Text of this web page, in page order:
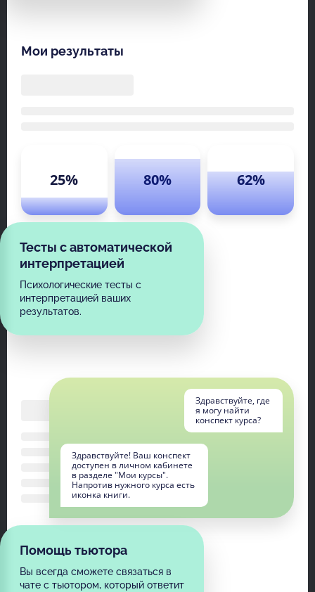
Мои результаты
25% 80% 62%
Тесты с автоматической
интерпретацией
Психологические тесты с
интерпретацией ваших
результатов.
Здравствуйте, где
я могу найти
конспект курса?
Здравствуйте! Ваш конспект
доступен в личном кабинете
в разделе "Мои курсы".
Напротив нужного курса есть
иконка книги.
Помощь тьютора
Вы всегда сможете связаться в
чате с тьютором, который ответит